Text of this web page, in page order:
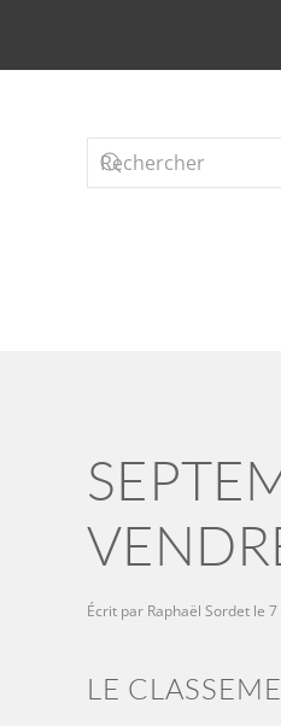
Passer au contenu
Écrit par Raphaël Sordet le 7
LE